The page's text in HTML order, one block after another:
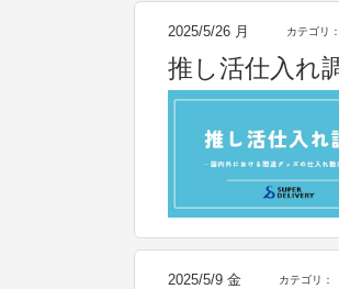
2025/5/26 月 カテゴリ：
推し活仕入れ
2025/5/9 金 カテゴリ：